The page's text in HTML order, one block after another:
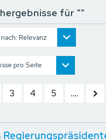
für ““
Relevanz
pro Seite
3 4 5 ....